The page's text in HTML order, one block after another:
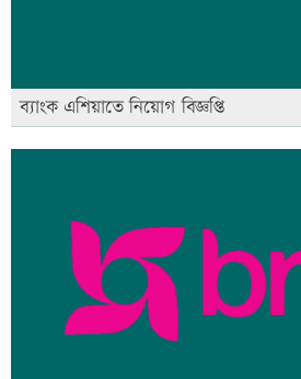
ব্যাংক এশিয়াতে নিয়োগ বিজ্ঞপ্তি